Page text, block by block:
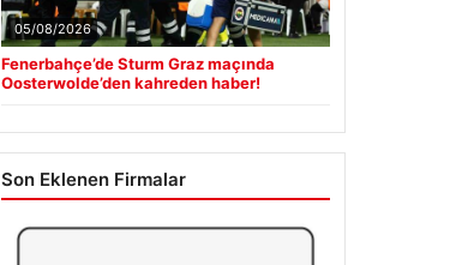
05/08/2026
Fenerbahçe’de Sturm Graz maçında
Oosterwolde’den kahreden haber!
Son Eklenen Firmalar